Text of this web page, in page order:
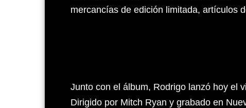
mercancías de edición limitada, artículos
Junto con el álbum, Rodrigo lanzó hoy el
Dirigido por Mitch Ryan y grabado en